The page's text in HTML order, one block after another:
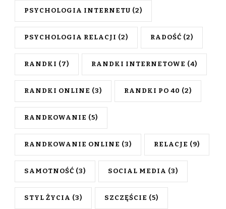
PSYCHOLOGIA INTERNETU (2)
PSYCHOLOGIA RELACJI (2) RADOŚĆ (2)
RANDKI (7) RANDKI INTERNETOWE (4)
RANDKI ONLINE (3) RANDKI PO 40 (2)
RANDKOWANIE (5)
RANDKOWANIE ONLINE (3) RELACJE (9)
SAMOTNOŚĆ (3) SOCIAL MEDIA (3)
STYL ŻYCIA (3) SZCZĘŚCIE (5)